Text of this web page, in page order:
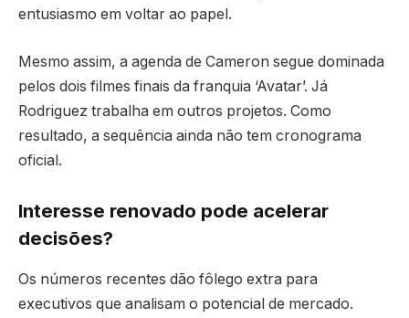
entusiasmo em voltar ao papel.
Mesmo assim, a agenda de Cameron segue dominada
pelos dois filmes finais da franquia ‘Avatar’. Já
Rodriguez trabalha em outros projetos. Como
resultado, a sequência ainda não tem cronograma
oficial.
Interesse renovado pode acelerar
decisões?
Os números recentes dão fôlego extra para
executivos que analisam o potencial de mercado.